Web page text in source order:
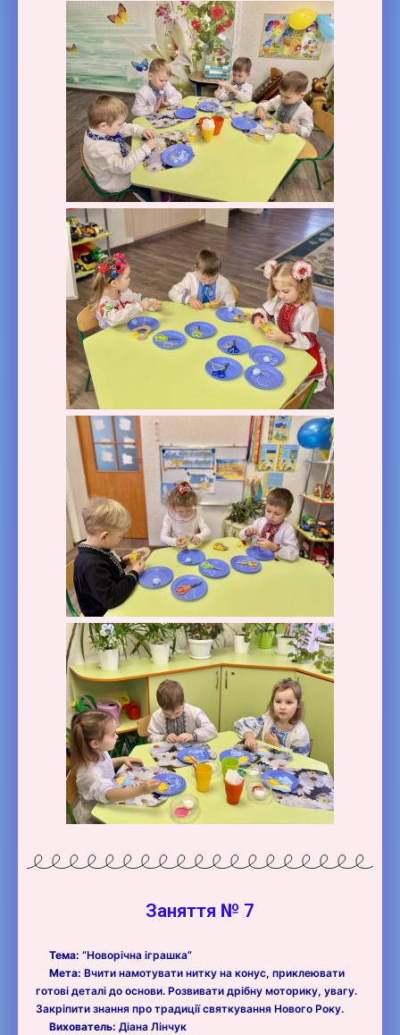
Заняття № 7
Тема: “Новорічна іграшка”
Мета: Вчити намотувати нитку на конус, приклеювати
готові деталі до основи. Розвивати дрібну моторику, увагу.
Закріпити знання про традиції святкування Нового Року.
Вихователь: Діана Лінчук